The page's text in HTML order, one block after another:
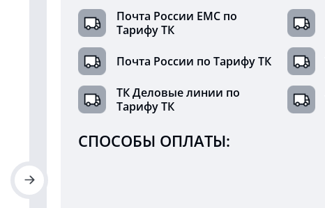
Почта России ЕМС по
Тарифу ТК
Почта России по Тарифу ТК
ТК Деловые линии по
Тарифу ТК
СПОСОБЫ ОПЛАТЫ: